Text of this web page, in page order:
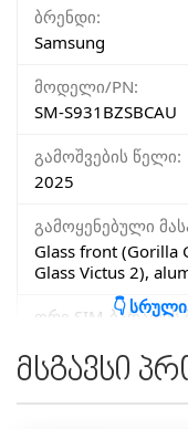
ბრენდი:
Samsung
მოდელი/PN:
SM-S931BZSBCAU
გამოშვების წელი:
2025
გამოყენებული
Glass front (Gorilla
Glass Victus 2),
ორი SIM-ბარათის
SIM ტიპი:
SIM 1 + SIM 2 /
👇 სრული
მსგავსი